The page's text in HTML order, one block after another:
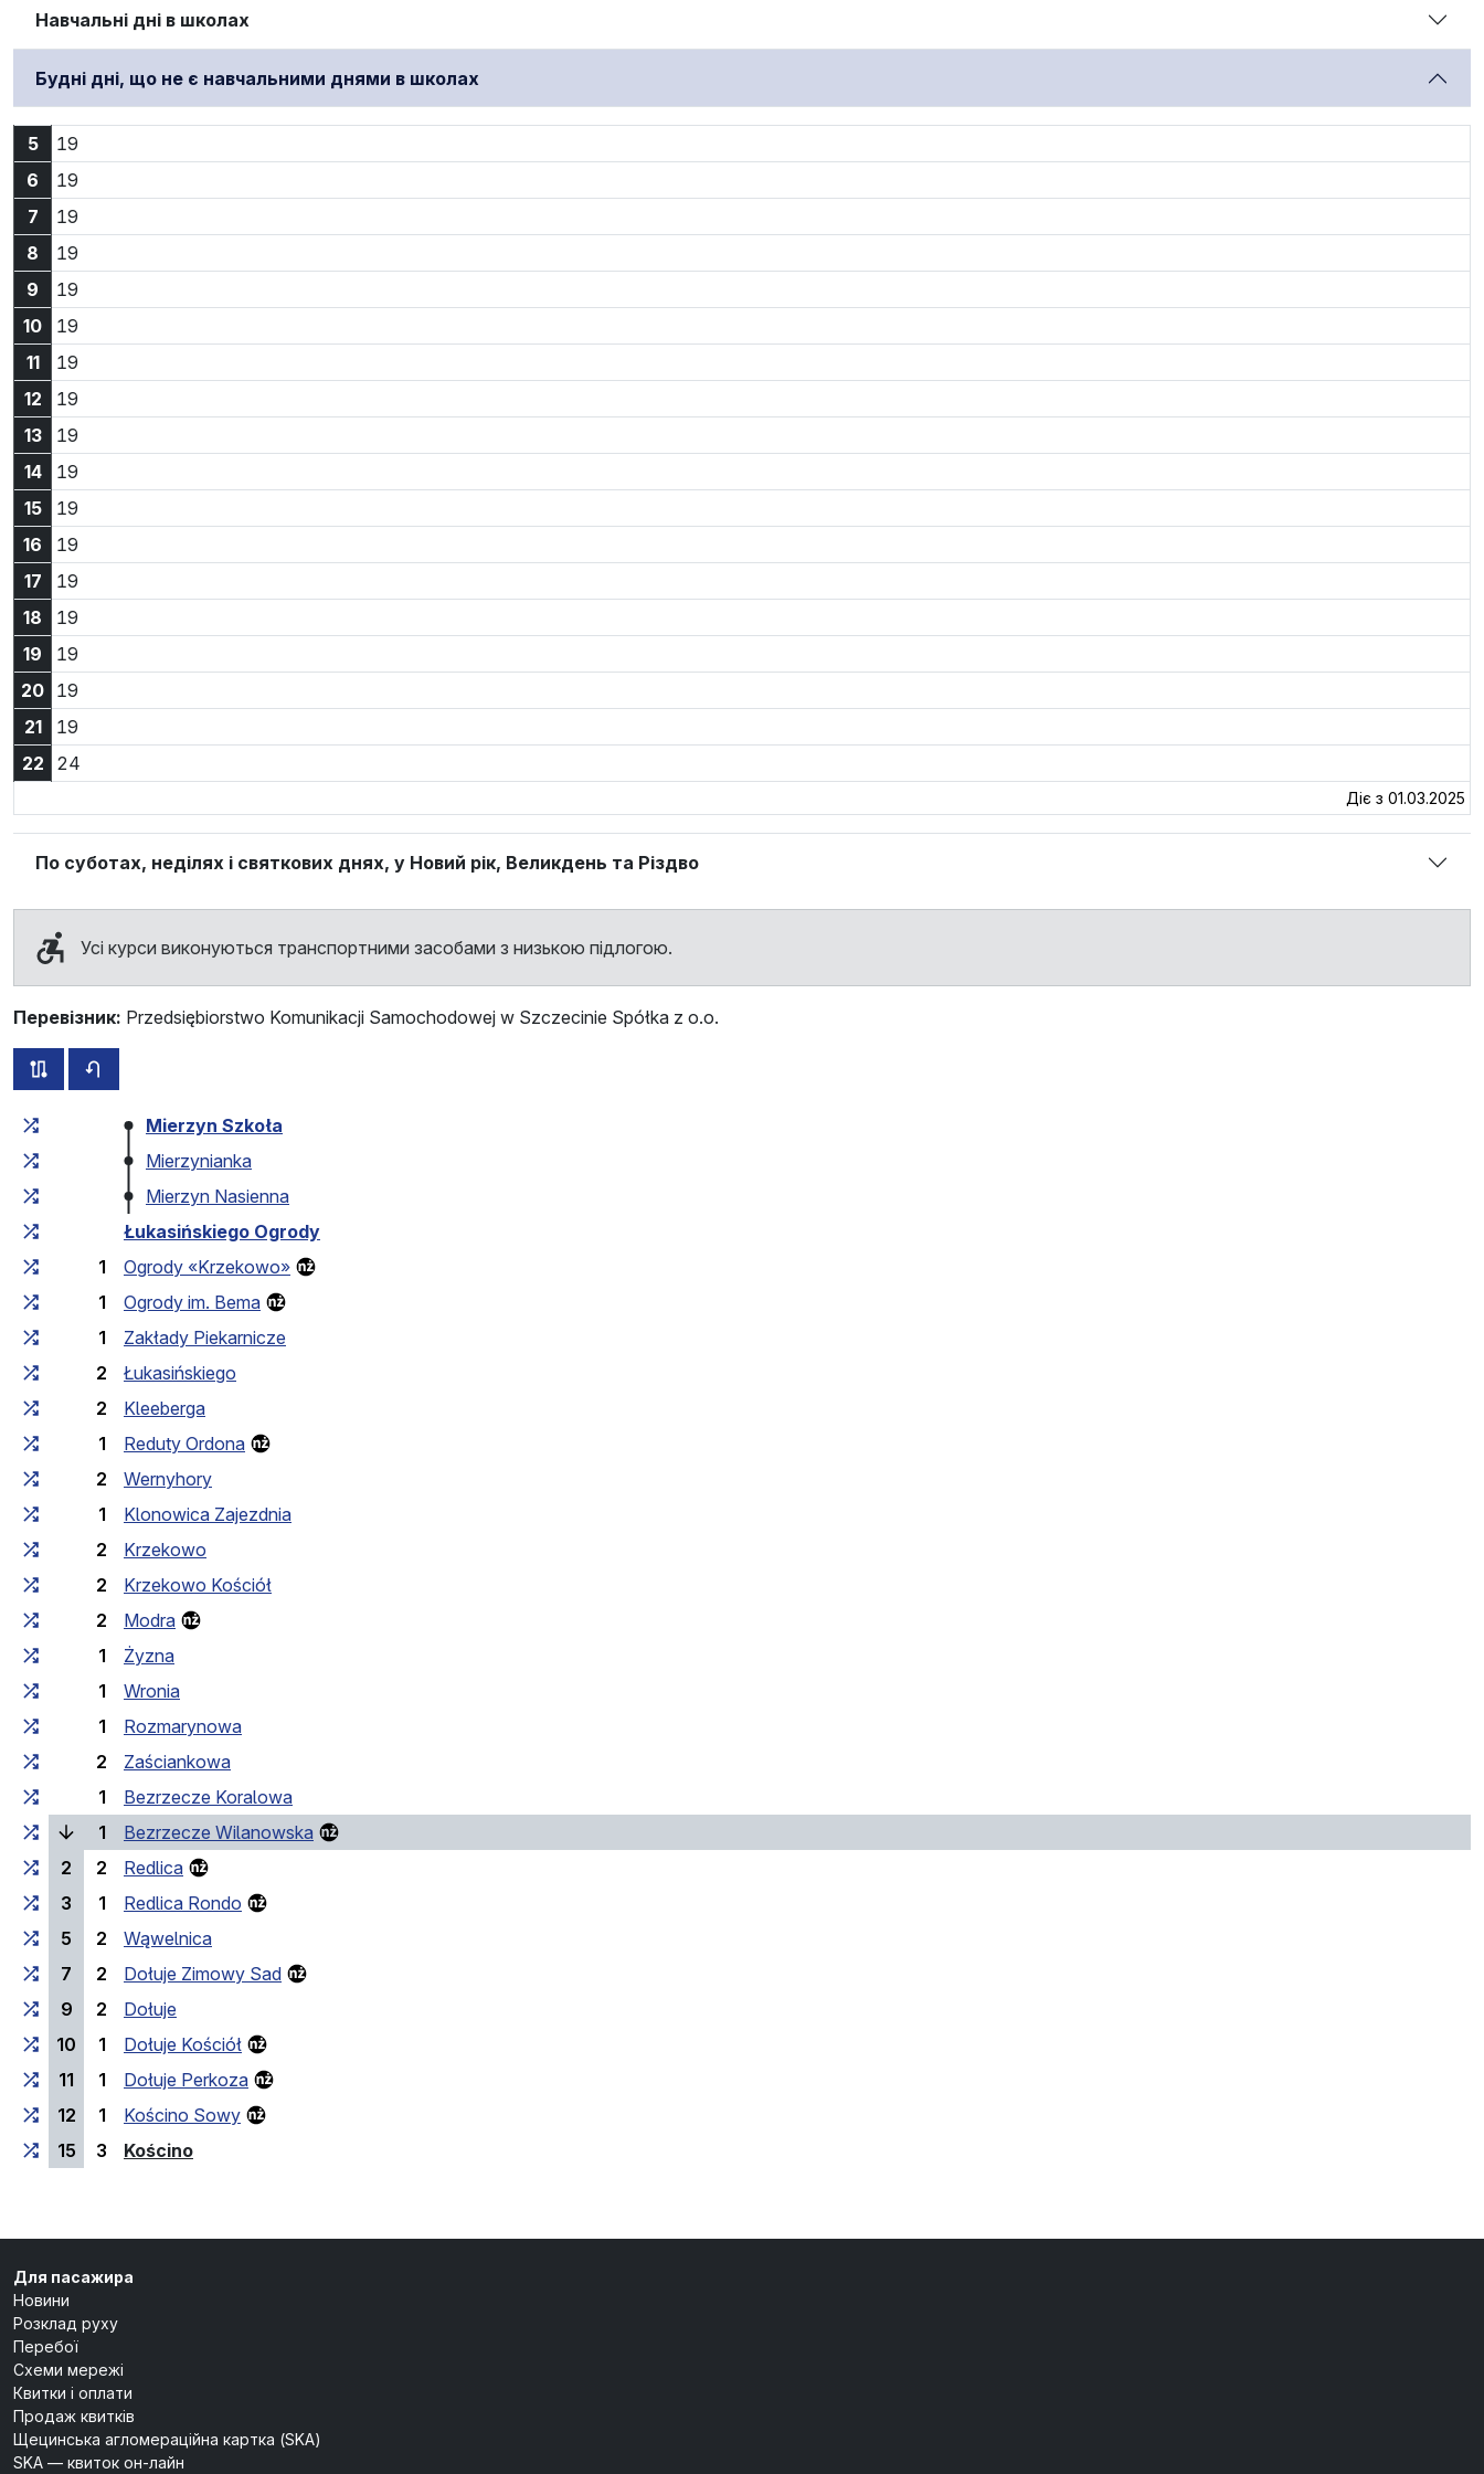
Навчальні дні в школах
Будні дні, що не є навчальними днями в школах
5 19
6
19
7
19
8
19
9
19
10
19
11
19
12
19
13
19
14
19
15
19
16
19
17
19
18
19
19
19
20 19
21
19
22
24
Діє з 01.03.2025
По суботах, неділях і святкових днях, у Новий рік, Великдень та Різдво
Усі курси виконуються транспортними засобами з низькою підлогою.
Перевізник: Przedsiębiorstwo Komunikacji Samochodowej w Szczecinie Spółka z o.o.
всі схеми цього маршруту
Загальний час у дорозі Час у дорозі між зупинками
Mierzyn Szkoła
Mierzynianka
Mierzyn Nasienna
Łukasińskiego Ogrody
1
Ogrody «Krzekowo»
1
Ogrody im. Bema
1
Zakłady Piekarnicze
2
Łukasińskiego
2
Kleeberga
1
Reduty Ordona
2
Wernyhory
1
Klonowica Zajezdnia
2
Krzekowo
2
Krzekowo Kościół
2
Modra
1
Żyzna
1
Wronia
1
Rozmarynowa
2
Zaściankowa
1
Bezrzecze Koralowa
1
Bezrzecze Wilanowska
2
2
Redlica
3
1
Redlica Rondo
5
2
Wąwelnica
7
2
Dołuje Zimowy Sad
9
2
Dołuje
10
1
Dołuje Kościół
11
1
Dołuje Perkoza
12
1
Kościno Sowy
15
3 Kościno(кінцева зупинка)
Для пасажира
Новини
Розклад руху
Перебої
Схеми мережі
Квитки і оплати
Продаж квитків
Щецинська агломераційна картка (SKA)
SKA — квиток он-лайн